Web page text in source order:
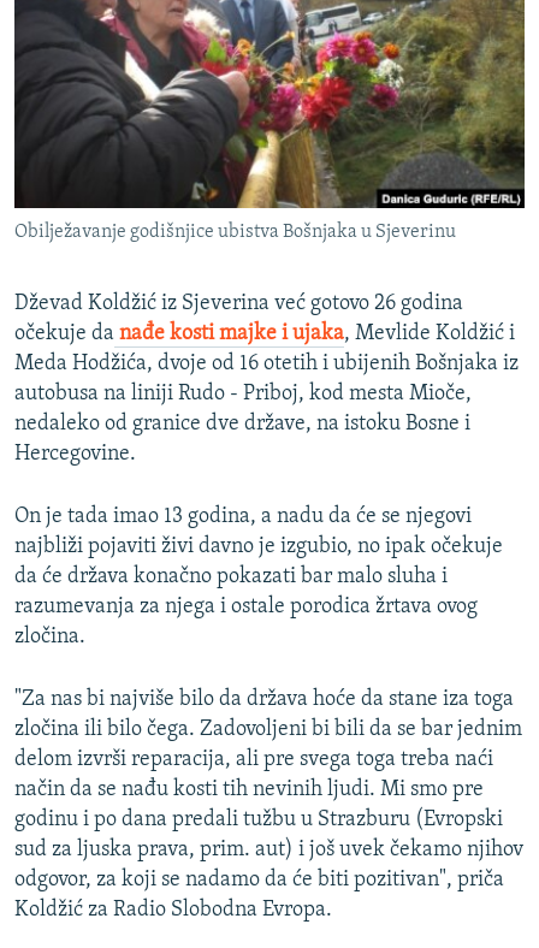
ISPRIČAJ MI
DNEVNO@RSE
SPECIJALI RSE
GENOCID U SREBRENICI
POPLAVE I KLIZIŠTA U BIH 2024.
POST SCRIPTUM
MOJA EVROPA
TRI DECENIJE OD RATA U BIH
SVE KARTE DEJTONA
Sve RFE/RL stranice
Obilježavanje godišnjice ubistva Bošnjaka u Sjeverinu
Dževad Koldžić iz Sjeverina već gotovo 26 godina
očekuje da nađe kosti majke i ujaka, Mevlide Koldžić i
Meda Hodžića, dvoje od 16 otetih i ubijenih Bošnjaka iz
autobusa na liniji Rudo - Priboj, kod mesta Mioče,
nedaleko od granice dve države, na istoku Bosne i
Hercegovine.
On je tada imao 13 godina, a nadu da će se njegovi
najbliži pojaviti živi davno je izgubio, no ipak očekuje
da će država konačno pokazati bar malo sluha i
razumevanja za njega i ostale porodica žrtava ovog
zločina.
"Za nas bi najviše bilo da država hoće da stane iza toga
zločina ili bilo čega. Zadovoljeni bi bili da se bar jednim
delom izvrši reparacija, ali pre svega toga treba naći
način da se nađu kosti tih nevinih ljudi. Mi smo pre
godinu i po dana predali tužbu u Strazburu (Evropski
sud za ljuska prava, prim. aut) i još uvek čekamo njihov
odgovor, za koji se nadamo da će biti pozitivan", priča
Koldžić za Radio Slobodna Evropa.